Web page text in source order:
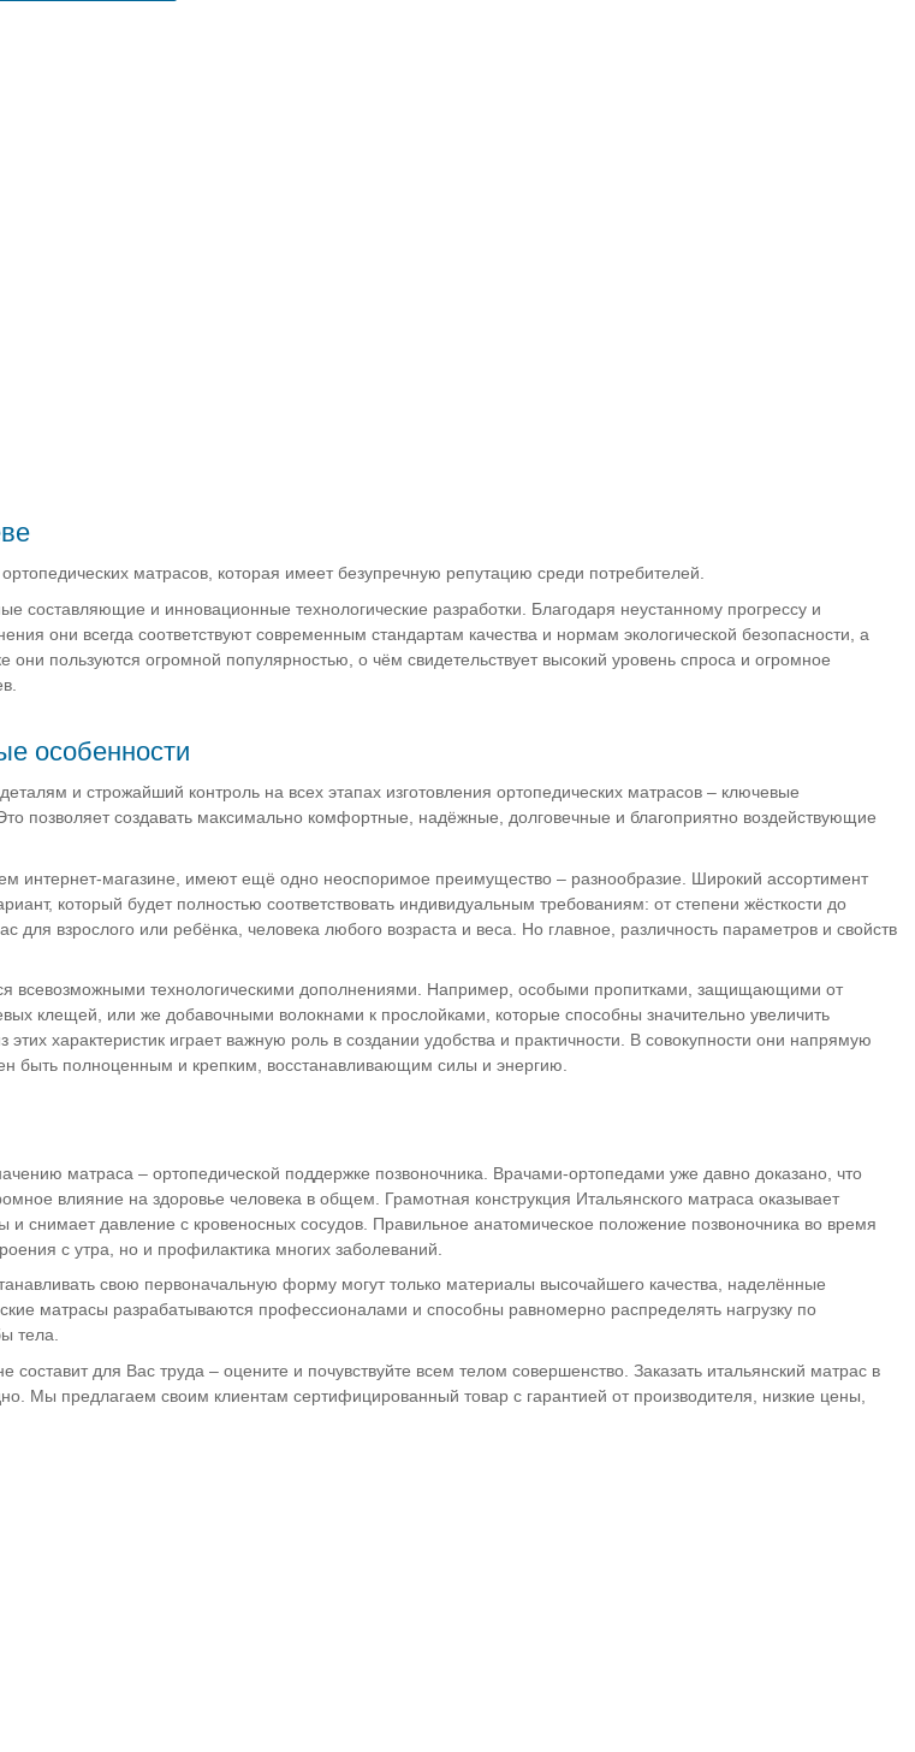
матрасов, которая имеет безупречную репутацию среди потребителей.
составляющие и инновационные технологические разработки. Благодаря неустанному прогрессу и
они всегда соответствуют современным стандартам качества и нормам экологической безопасности, а
пользуются огромной популярностью, о чём свидетельствует высокий уровень спроса и огромное
особенности
и строжайший контроль на всех этапах изготовления ортопедических матрасов – ключевые
позволяет создавать максимально комфортные, надёжные, долговечные и благоприятно воздействующие
интернет-магазине, имеют ещё одно неоспоримое преимущество – разнообразие. Широкий ассортимент
который будет полностью соответствовать индивидуальным требованиям: от степени жёсткости до
для взрослого или ребёнка, человека любого возраста и веса. Но главное, различность параметров и свойств
всевозможными технологическими дополнениями. Например, особыми пропитками, защищающими от
клещей, или же добавочными волокнами к прослойками, которые способны значительно увеличить
этих характеристик играет важную роль в создании удобства и практичности. В совокупности они напрямую
быть полноценным и крепким, восстанавливающим силы и энергию.
матраса – ортопедической поддержке позвоночника. Врачами-ортопедами уже давно доказано, что
влияние на здоровье человека в общем. Грамотная конструкция Итальянского матраса оказывает
снимает давление с кровеносных сосудов. Правильное анатомическое положение позвоночника во время
с утра, но и профилактика многих заболеваний.
свою первоначальную форму могут только материалы высочайшего качества, наделённые
матрасы разрабатываются профессионалами и способны равномерно распределять нагрузку по
тела.
для Вас труда – оцените и почувствуйте всем телом совершенство. Заказать итальянский матрас в
Мы предлагаем своим клиентам сертифицированный товар с гарантией от производителя, низкие цены,